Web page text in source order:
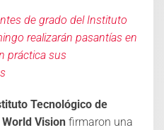
de grado del Instituto
realizarán pasantías en
práctica sus
Tecnológico de
World Vision firmaron una